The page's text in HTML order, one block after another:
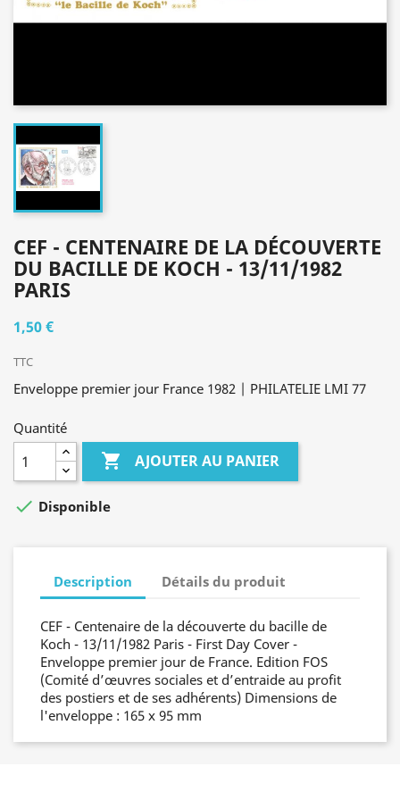
CEF - CENTENAIRE DE LA DÉCOUVERTE
DU BACILLE DE KOCH - 13/11/1982
PARIS
1,50 €
TTC
Enveloppe premier jour France 1982 | PHILATELIE LMI 77
Quantité
 AJOUTER AU PANIER
 Disponible
Description Détails du produit
CEF - Centenaire de la découverte du bacille de
Koch - 13/11/1982 Paris - First Day Cover -
Enveloppe premier jour de France. Edition FOS
(Comité d’œuvres sociales et d’entraide au profit
des postiers et de ses adhérents) Dimensions de
l'enveloppe : 165 x 95 mm